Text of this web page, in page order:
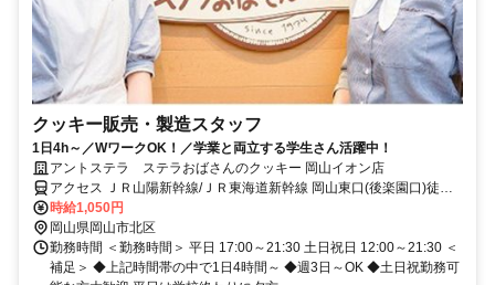
クッキー販売・製造スタッフ
1日4h～／WワークOK！／学業と両立する学生さん活躍中！
アントステラ ステラおばさんのクッキー 岡山イオン店
アクセス ＪＲ山陽新幹線/ＪＲ東海道新幹線 岡山東口(後楽園口)徒歩
約7分、ＪＲ瀬戸大橋線 岡山東口(後楽園口)徒歩約7分、ＪＲ山陽本線
岡山東口(後楽園口)徒歩約7分
時給1,050円
岡山県岡山市北区
勤務時間 ＜勤務時間＞ 平日 17:00～21:30 土日祝日 12:00～21:30 ＜
補足＞ ◆上記時間帯の中で1日4時間～ ◆週3日～OK ◆土日祝勤務可